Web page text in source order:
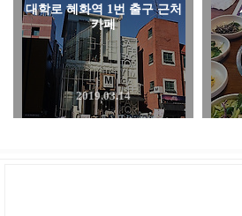
대학로 혜화역 1번 출구 근처
카페
2019.03.14